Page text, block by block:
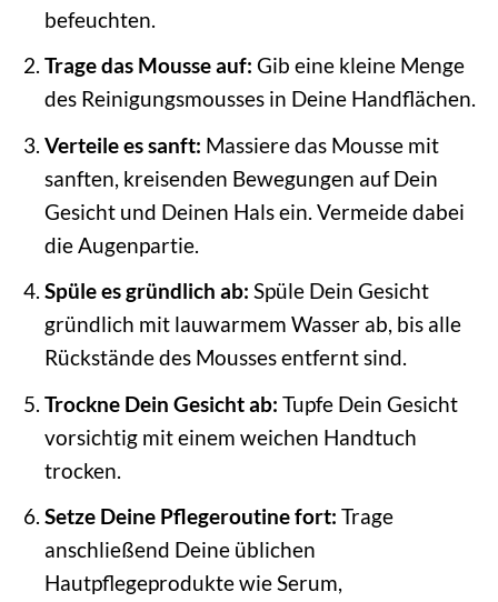
befeuchten.
Trage das Mousse auf: Gib eine kleine Menge
des Reinigungsmousses in Deine Handflächen.
Verteile es sanft: Massiere das Mousse mit
sanften, kreisenden Bewegungen auf Dein
Gesicht und Deinen Hals ein. Vermeide dabei
die Augenpartie.
Spüle es gründlich ab: Spüle Dein Gesicht
gründlich mit lauwarmem Wasser ab, bis alle
Rückstände des Mousses entfernt sind.
Trockne Dein Gesicht ab: Tupfe Dein Gesicht
vorsichtig mit einem weichen Handtuch
trocken.
Setze Deine Pflegeroutine fort: Trage
anschließend Deine üblichen
Hautpflegeprodukte wie Serum,